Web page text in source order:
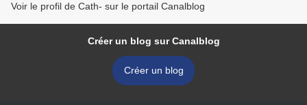
Voir le profil de Cath- sur le portail Canalblog
Créer un blog sur Canalblog
Créer un blog